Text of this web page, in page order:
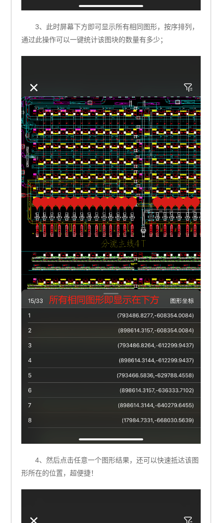
3、此时屏幕下方即可显示所有相同图形，按序排列，
通过此操作可以一键统计该图块的数量有多少；
4、然后点击任意一个图形结果，还可以快速抵达该图
形所在的位置，超便捷！